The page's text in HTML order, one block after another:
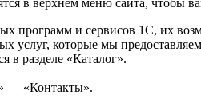
в верхнем меню сайта, чтобы
программ и сервисов 1С, их
услуг, которые мы
в разделе «Каталог».
— «Контакты».